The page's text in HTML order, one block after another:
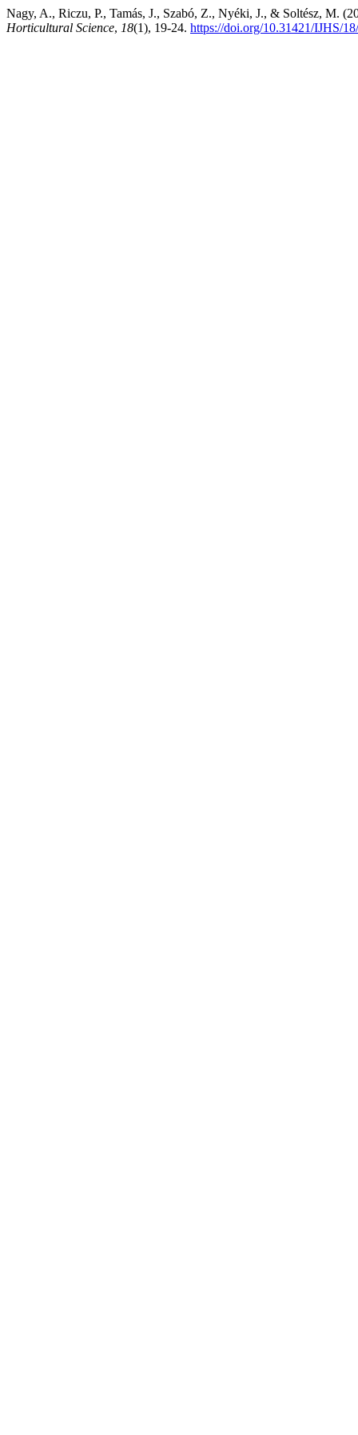
Nagy, A., Riczu, P., Tamás, J., Szabó, Z., Nyéki, J., & Soltész, M.
Horticultural Science, 18(1), 19-24. https://doi.org/10.31421/IJHS/